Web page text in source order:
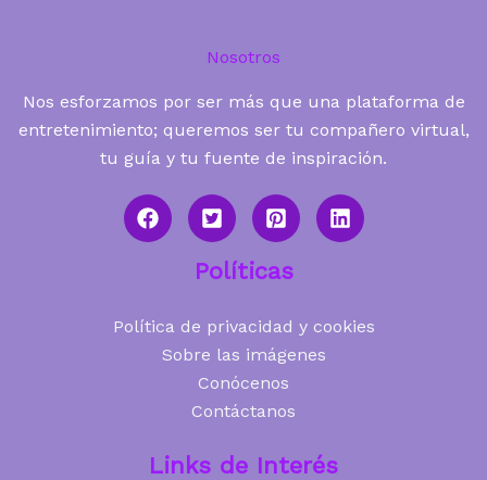
Nosotros
Nos esforzamos por ser más que una plataforma de
entretenimiento; queremos ser tu compañero virtual,
tu guía y tu fuente de inspiración.
Políticas
Política de privacidad y cookies
Sobre las imágenes
Conócenos
Contáctanos
Links de Interés